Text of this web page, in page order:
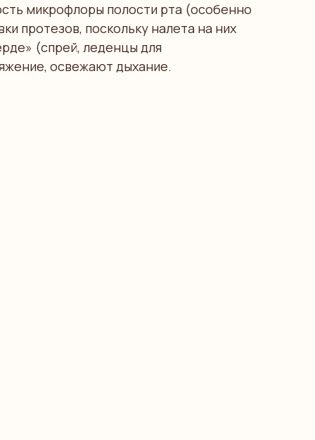
микрофлоры полости рта (особенно
протезов, поскольку налета на них
(спрей, леденцы для
освежают дыхание.